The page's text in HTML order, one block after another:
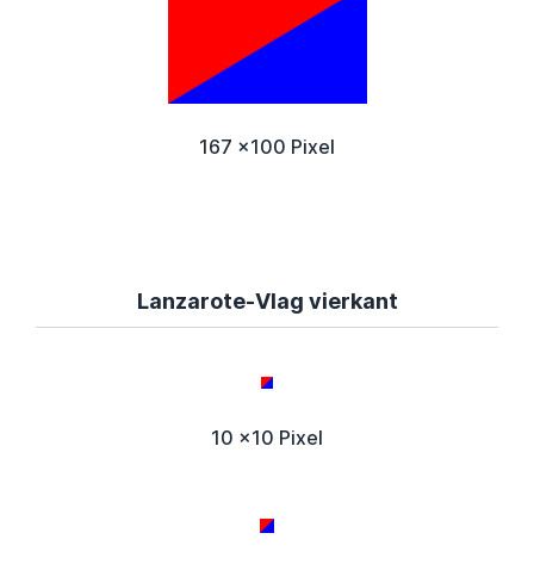
167 x100 Pixel
Lanzarote-Vlag vierkant
10 x10 Pixel